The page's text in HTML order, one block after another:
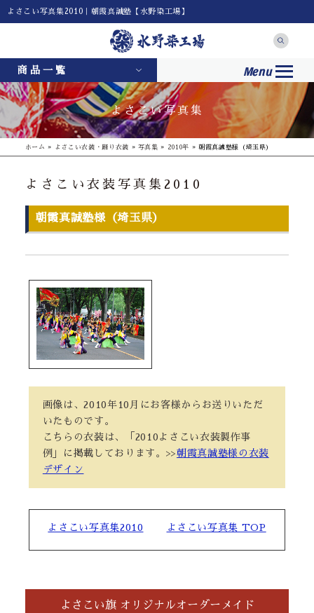
よさこい写真集2010｜朝霞真誠塾【水野染工場】
商品一覧 Menu
よさこい写真集
ホーム » よさこい衣装・踊り衣装 » 写真集 » 2010年 » 朝霞真誠塾様（埼玉県）
よさこい衣装写真集2010
朝霞真誠塾様（埼玉県）
画像は、2010年10月にお客様からお送りいただ
いたものです。
こちらの衣装は、「2010よさこい衣装製作事
例」に掲載しております。>>朝霞真誠塾様の衣装
デザイン
よさこい写真集2010 よさこい写真集 TOP
よさこい旗 オリジナルオーダーメイド